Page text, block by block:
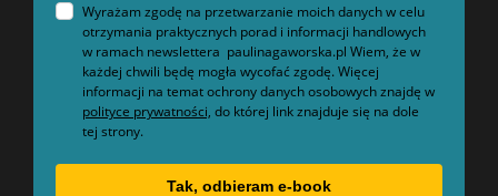
Wyrażam zgodę na przetwarzanie moich danych w celu
otrzymania praktycznych porad i informacji handlowych
w ramach newslettera paulinagaworska.pl Wiem, że w
każdej chwili będę mogła wycofać zgodę. Więcej
informacji na temat ochrony danych osobowych znajdę w
polityce prywatności, do której link znajduje się na dole
tej strony.
Tak, odbieram e-book